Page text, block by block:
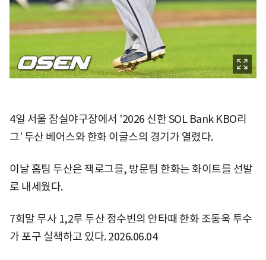
4일 서울 잠실야구장에서 '2026 신한 SOL Bank KBO리
그' 두산 베어스와 한화 이글스의 경기가 열렸다.
이날 홈팀 두산은 잭로그를, 방문팀 한화는 화이트를 선발
로 내세웠다.
7회말 무사 1,2루 두산 정수빈의 안타때 한화 조동욱 투수
가 포구 실책하고 있다. 2026.06.04